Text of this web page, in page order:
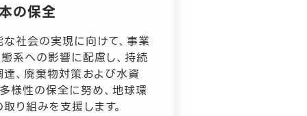
の保全
社会の実現に向けて、事業
系への影響に配慮し、持続
、廃棄物対策および水資
様性の保全に努め、地球環
り組みを支援します。